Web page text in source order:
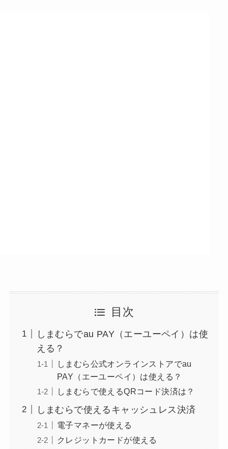
目次
しまむらでau PAY（エーユーペイ）は使
える？
しまむら公式オンラインストアでau
PAY（エーユーペイ）は使える？
しまむらで使えるQRコード決済は？
しまむらで使えるキャッシュレス決済
電子マネーが使える
クレジットカードが使える